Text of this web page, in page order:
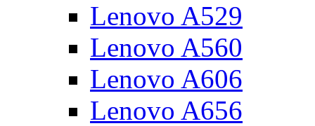
Lenovo A529
Lenovo A560
Lenovo A606
Lenovo A656